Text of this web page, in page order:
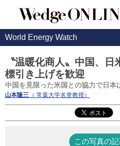
World Energy Watch
〝温暖化商人〟中国、日
標引き上げを歓迎
中国を見限った米国との協力で日本
山本隆三 （ 常葉大学名誉教授）
この写真の